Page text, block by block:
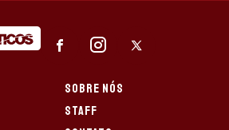
e mantém atacante